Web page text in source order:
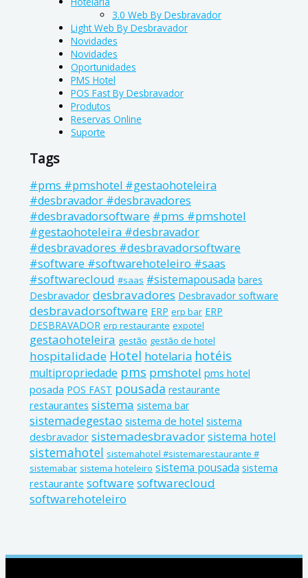
3.0 Web By Desbravador
Light Web By Desbravador
Novidades
Novidades
Oportunidades
PMS Hotel
POS Fast By Desbravador
Produtos
Reservas Online
Suporte
Tags
#pms #pmshotel #gestaohoteleira
#desbravador #desbravadores
#desbravadorsoftware #pms #pmshotel
#gestaohoteleira #desbravador
#desbravadores #desbravadorsoftware
#software #softwarehoteleiro #saas
#softwarecloud #saas #sistemapousada bares
Desbravador desbravadores Desbravador software
desbravadorsoftware ERP erp bar ERP
DESBRAVADOR erp restaurante expotel
gestaohoteleira gestão gestão de hotel
hospitalidade Hotel hotelaria hotéis
multipropriedade pms pmshotel pms hotel
posada POS FAST pousada restaurante
restaurantes sistema sistema bar
sistemadegestao sistema de hotel sistema
desbravador sistemadesbravadorsistema hotel
sistemahotel sistemahotel #sistemarestaurante #
sistemabar sistema hoteleiro sistema pousada sistema
restaurante softwaresoftwarecloud
softwarehoteleiro